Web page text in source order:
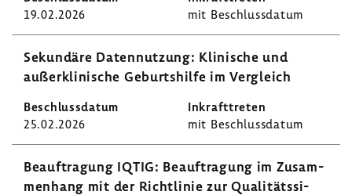
19.02.2026 mit Beschluss­datum
Sekun­däre Daten­nut­zung: Klini­sche und
außer­kli­ni­sche Geburts­hilfe im Vergleich
25.02.2026 mit Beschluss­datum
Beauf­tra­gung IQTIG: Beauf­tra­gung im Zusam­
men­hang mit der Richt­linie zur Quali­täts­si­